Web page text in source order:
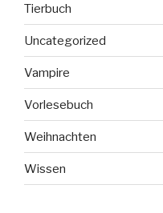
Tierbuch
Uncategorized
Vampire
Vorlesebuch
Weihnachten
Wissen